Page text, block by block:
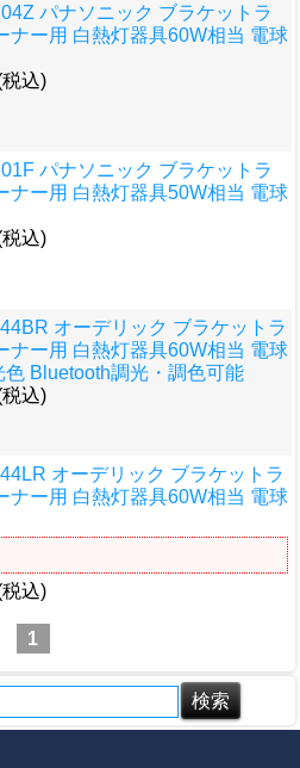
パナソニック ブラケットラ
ナー用 白熱灯器具60W相当 電球
税込)
パナソニック ブラケットラ
ナー用 白熱灯器具50W相当 電球
税込)
オーデリック ブラケットラ
ナー用 白熱灯器具60W相当 電球
色 Bluetooth調光・調色可能
税込)
オーデリック ブラケットラ
ナー用 白熱灯器具60W相当 電球
税込)
1